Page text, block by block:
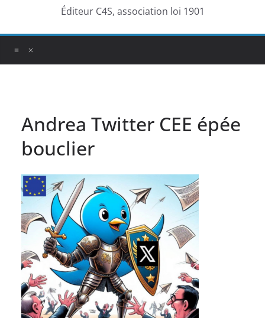
Éditeur C4S, association loi 1901
Andrea Twitter CEE épée
bouclier